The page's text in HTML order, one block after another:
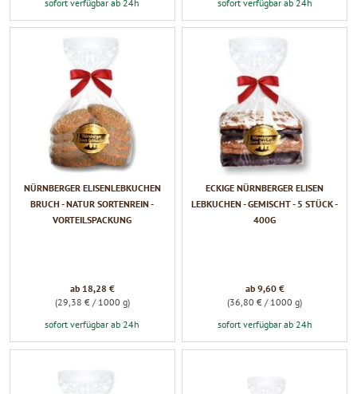
NÜRNBERGER ELISENLEBKUCHEN
BRUCH - NATUR SORTENREIN -
VORTEILSPACKUNG
ab 18,28 €
(29,38 € / 1000 g)
sofort verfügbar ab 24h
ECKIGE NÜRNBERGER ELISEN
LEBKUCHEN - GEMISCHT - 5 STÜCK -
400G
ab 9,60 €
(36,80 € / 1000 g)
sofort verfügbar ab 24h